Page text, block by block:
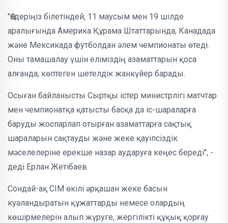
"Өздеріңіз білетіндей, 11 маусым мен 19 шілде
аралығында Америка Құрама Штаттарында, Канадада
және Мексикада футболдан әлем чемпионаты өтеді.
Оны тамашалау үшін еліміздің азаматтарын қоса
алғанда, көптеген шетелдік жанкүйер барады.
Осыған байланысты Сыртқы істер министрлігі матчтар
мен чемпионатқа қатысты басқа да іс-шараларға
баруды жоспарлап отырған азаматтарға сақтық
шараларын сақтауды және жеке қауіпсіздік
мәселелеріне ерекше назар аударуға кеңес береді", -
деді Ерлан Жетібаев.
Сондай-ақ СІМ өкілі әрқашан жеке басын
куәландыратын құжаттарды немесе олардың
көшірмелерін алып жүруге, жергілікті құқық қорғау